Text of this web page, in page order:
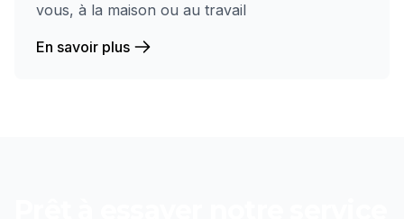
vous, à la maison ou au travail
En savoir plus